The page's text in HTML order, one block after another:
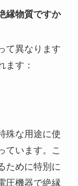
縁物質ですか
て異なります
ます：
殊な用途に使
ています。こ
ために特別に
圧機器で絶縁